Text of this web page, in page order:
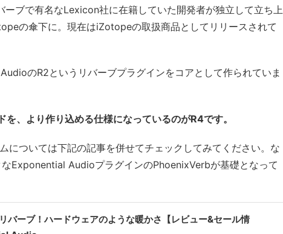
ブで有名なLexicon社に在籍していた開発者が独立して立ち上
の傘下に。現在はiZotopeの取扱商品としてリリースされて
のR2というリバーブプラグインをコアとして作られていま
、より作り込める仕様になっているのがR4です。
については下記の記事を併せてチェックしてみてください。な
Exponential AudioプラグインのPhoenixVerbが基礎となって
バーブ！ハードウェアのような暖かさ【レビュー&セール情